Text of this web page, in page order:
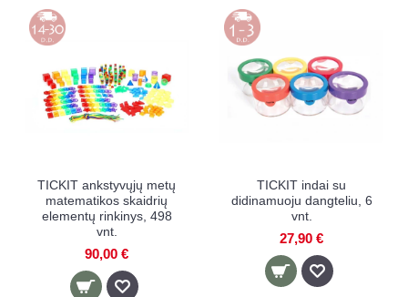
TICKIT ankstyvųjų metų
matematikos skaidrių
elementų rinkinys, 498
vnt.
90,00 €
TICKIT indai su
didinamuoju dangteliu, 6
vnt.
27,90 €